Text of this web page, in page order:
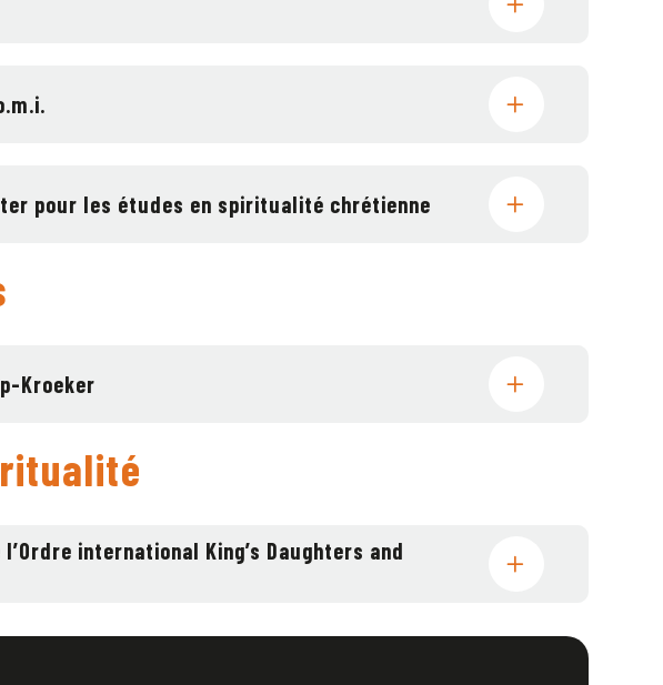
pour les études en spiritualité chrétienne
Kroeker
international King’s Daughters and